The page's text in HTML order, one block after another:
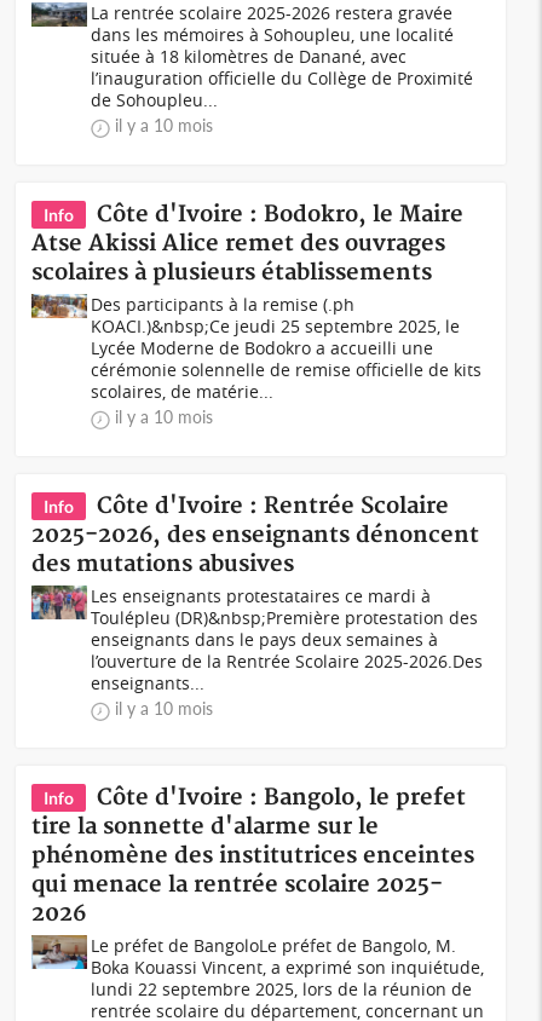
La rentrée scolaire 2025-2026 restera gravée
dans les mémoires à Sohoupleu, une localité
située à 18 kilomètres de Danané, avec
l’inauguration officielle du Collège de Proximité
de Sohoupleu...
il y a 10 mois
Info
Côte d'Ivoire : Bodokro, le Maire
Atse Akissi Alice remet des ouvrages
scolaires à plusieurs établissements
Des participants à la remise (.ph
KOACI.)&nbsp;Ce jeudi 25 septembre 2025, le
Lycée Moderne de Bodokro a accueilli une
cérémonie solennelle de remise officielle de kits
scolaires, de matérie...
il y a 10 mois
Info
Côte d'Ivoire : Rentrée Scolaire
2025-2026, des enseignants dénoncent
des mutations abusives
Les enseignants protestataires ce mardi à
Toulépleu (DR)&nbsp;Première protestation des
enseignants dans le pays deux semaines à
l’ouverture de la Rentrée Scolaire 2025-2026.Des
enseignants...
il y a 10 mois
Info
Côte d'Ivoire : Bangolo, le prefet
tire la sonnette d'alarme sur le
phénomène des institutrices enceintes
qui menace la rentrée scolaire 2025-
2026
Le préfet de BangoloLe préfet de Bangolo, M.
Boka Kouassi Vincent, a exprimé son inquiétude,
lundi 22 septembre 2025, lors de la réunion de
rentrée scolaire du département, concernant un